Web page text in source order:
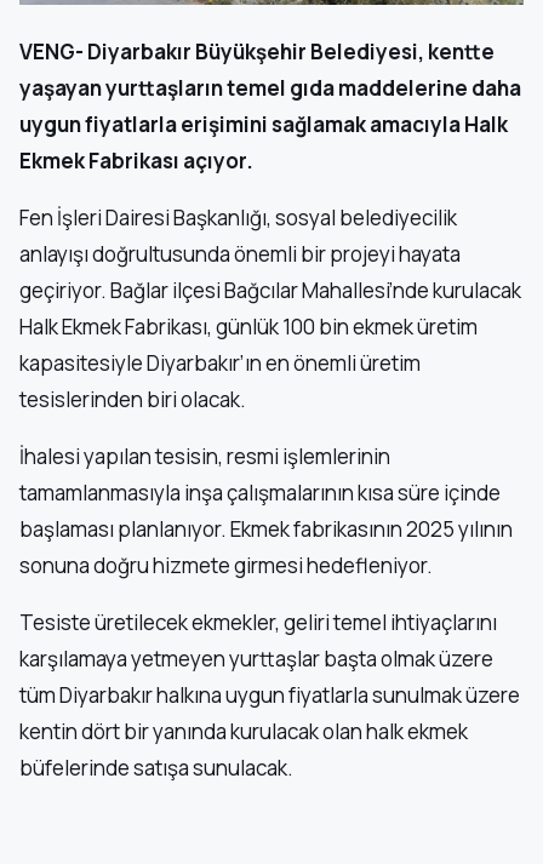
VENG- Diyarbakır Büyükşehir Belediyesi, kentte
yaşayan yurttaşların temel gıda maddelerine daha
uygun fiyatlarla erişimini sağlamak amacıyla Halk
Ekmek Fabrikası açıyor.
Fen İşleri Dairesi Başkanlığı, sosyal belediyecilik
anlayışı doğrultusunda önemli bir projeyi hayata
geçiriyor. Bağlar ilçesi Bağcılar Mahallesi’nde kurulacak
Halk Ekmek Fabrikası, günlük 100 bin ekmek üretim
kapasitesiyle Diyarbakır’ın en önemli üretim
tesislerinden biri olacak.
İhalesi yapılan tesisin, resmi işlemlerinin
tamamlanmasıyla inşa çalışmalarının kısa süre içinde
başlaması planlanıyor. Ekmek fabrikasının 2025 yılının
sonuna doğru hizmete girmesi hedefleniyor.
Tesiste üretilecek ekmekler, geliri temel ihtiyaçlarını
karşılamaya yetmeyen yurttaşlar başta olmak üzere
tüm Diyarbakır halkına uygun fiyatlarla sunulmak üzere
kentin dört bir yanında kurulacak olan halk ekmek
büfelerinde satışa sunulacak.